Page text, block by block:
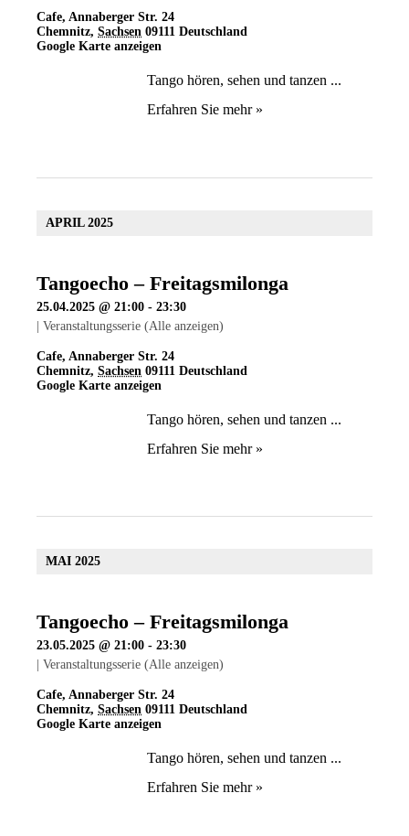
Cafe, Annaberger Str. 24
Chemnitz, Sachsen 09111 Deutschland
Google Karte anzeigen
Tango hören, sehen und tanzen ...
Erfahren Sie mehr »
APRIL 2025
Tangoecho – Freitagsmilonga
25.04.2025 @ 21:00 - 23:30
| Veranstaltungsserie (Alle anzeigen)
Cafe, Annaberger Str. 24
Chemnitz, Sachsen 09111 Deutschland
Google Karte anzeigen
Tango hören, sehen und tanzen ...
Erfahren Sie mehr »
MAI 2025
Tangoecho – Freitagsmilonga
23.05.2025 @ 21:00 - 23:30
Veranstaltungsserie (Alle anzeigen)
Cafe, Annaberger Str. 24
Chemnitz, Sachsen 09111 Deutschland
Google Karte anzeigen
Tango hören, sehen und tanzen ...
Erfahren Sie mehr »